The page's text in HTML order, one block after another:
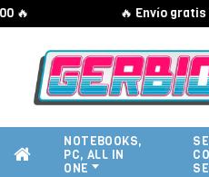
🔥 Envío gratis
NOTEBOOKS,
PC, ALL IN
ONE